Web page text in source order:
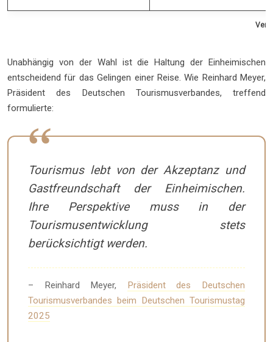
Unabhängig von der Wahl ist die Haltung der Einheimischen
entscheidend für das Gelingen einer Reise. Wie Reinhard Meyer,
Präsident des Deutschen Tourismusverbandes, treffend
formulierte:
Tourismus lebt von der Akzeptanz und
Gastfreundschaft der Einheimischen.
Ihre Perspektive muss in der
Tourismusentwicklung stets
berücksichtigt werden.
– Reinhard Meyer, Präsident des Deutschen
Tourismusverbandes beim Deutschen Tourismustag
2025